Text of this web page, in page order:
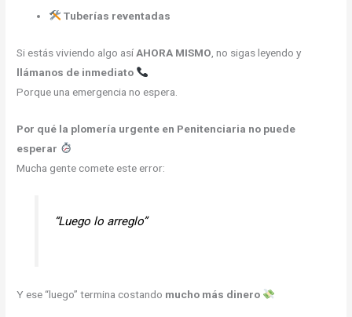
Tuberías reventadas
Si estás viviendo algo así AHORA MISMO , no sigas leyendo y
llámanos de inmediato
Porque una emergencia no espera.
Por qué la plomería urgente en Penitenciaria no puede
esperar
Mucha gente comete este error:
“Luego lo arreglo”
Y ese “luego” termina costando mucho más dinero